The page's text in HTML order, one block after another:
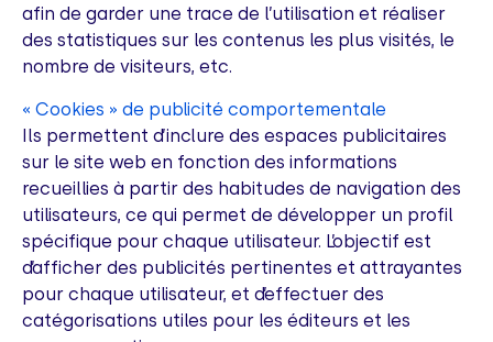
afin de garder une trace de l’utilisation et réaliser
des statistiques sur les contenus les plus visités, le
nombre de visiteurs, etc.
« Cookies » de publicité comportementale
Ils permettent d’inclure des espaces publicitaires
sur le site web en fonction des informations
recueillies à partir des habitudes de navigation des
utilisateurs, ce qui permet de développer un profil
spécifique pour chaque utilisateur. L’objectif est
d’afficher des publicités pertinentes et attrayantes
pour chaque utilisateur, et d’effectuer des
catégorisations utiles pour les éditeurs et les